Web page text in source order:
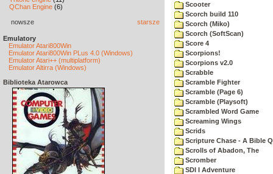
QChan Engine (6)
nowsze starsze
Emulatory
Emulator Atari800Win
Emulator Atari800Win PLus 4.0 (Windows)
Emulator Atari++ (multiplatform)
Emulator Altirra (Windows)
Biblioteka Atarowca
Scooter
Scorch build 110
Scorch (Miko)
Scorch (SoftScan)
Score 4
Scorpions!
Scorpions v2.0
Scrabble
Scramble Fighter
Scramble (Page 6)
Scramble (Playsoft)
Scrambled Word Game
Screaming Wings
Scrids
Scripture Chase - A Bible
Scrolls of Abadon, The
Scromber
SDI I Adventure